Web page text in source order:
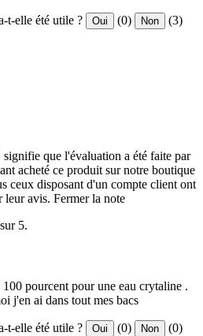
t-elle été utile ? Oui (0) Non (3)
que l'évaluation a été faite par
acheté ce produit sur notre boutique
ceux disposant d'un compte client ont
leur avis. Fermer la note
5.
pourcent pour une eau crytaline .
j'en ai dans tout mes bacs
t-elle été utile ? Oui (0) Non (0)